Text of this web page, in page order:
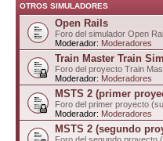
OTROS SIMULADORES
Open Rails
Foro del simulador Open
Moderador: Moderadores
Train Master Train
Foro del proyecto Train
Moderador: Moderadores
MSTS 2 (primer
Foro del primer proyecto
Moderador: Moderadores
MSTS 2 (segundo
Foro del segundo proyecto